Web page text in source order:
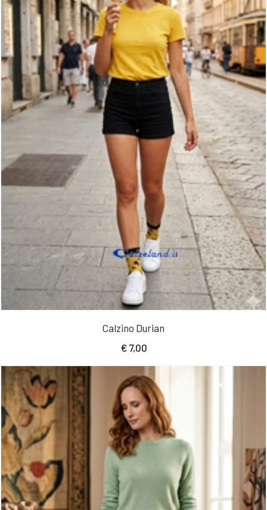
Calzino Durian
€7,00